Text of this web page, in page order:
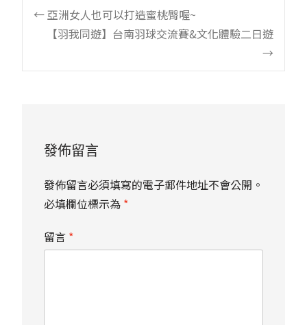
Post
navigation
←亞洲女人也可以打造蜜桃臀喔~
【羽我同遊】台南羽球交流賽&文化體驗二日遊
→
發佈留言
發佈留言必須填寫的電子郵件地址不會公開。
必填欄位標示為 *
留言 *